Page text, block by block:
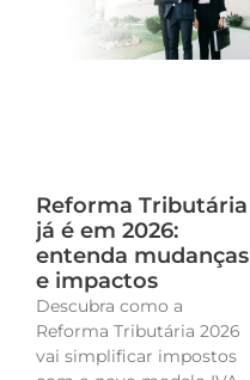
Reforma Tributária
já é em 2026:
entenda mudanças
e impactos
Descubra como a
Reforma Tributária 2026
vai simplificar impostos